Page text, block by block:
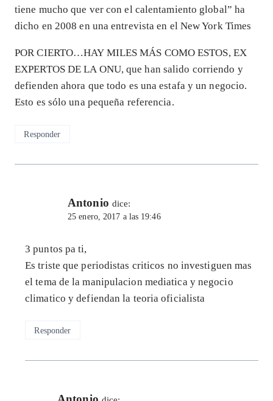
tiene mucho que ver con el calentamiento global” ha
dicho en 2008 en una entrevista en el New York Times
POR CIERTO…HAY MILES MÁS COMO ESTOS, EX
EXPERTOS DE LA ONU, que han salido corriendo y
defienden ahora que todo es una estafa y un negocio.
Esto es sólo una pequeña referencia.
Responder
Antonio dice:
25 enero, 2017 a las 19:46
3 puntos pa ti,
Es triste que periodistas criticos no investiguen mas
el tema de la manipulacion mediatica y negocio
climatico y defiendan la teoria oficialista
Responder